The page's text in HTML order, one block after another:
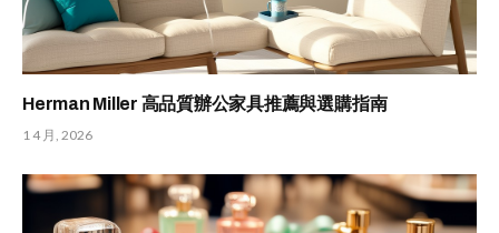
Herman Miller 高品質辦公家具推薦與選購指南
1 4 月, 2026